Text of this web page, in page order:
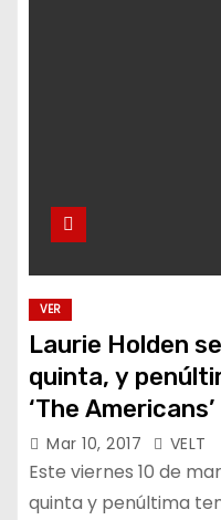
VER
Laurie Holden
quinta, y
‘The Americans’
Mar 10, 2017 VELT
Este viernes 10 de
quinta y penúltima